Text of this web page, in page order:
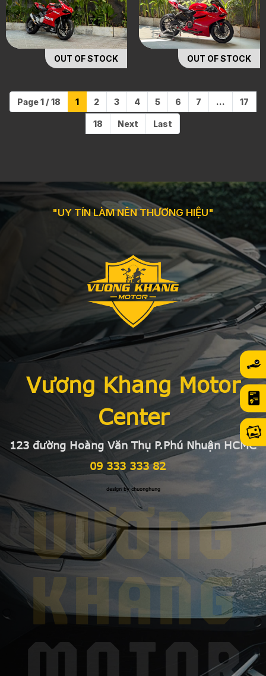
OUT OF STOCK OUT OF STOCK
Page 1 / 18 1 2 3 4 5 6 7 ... 17
18 Next Last
"UY TÍN LÀM NÊN THƯƠNG HIỆU"
Vương Khang Motor
Center
123 đường Hoàng Văn Thụ P.Phú Nhuận HCMC
09 333 333 82
design by chuonghung
VƯƠNG
KHANG